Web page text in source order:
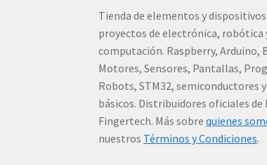
Tienda de elementos y
proyectos de electrónica, robótica
computación. Raspberry, Arduino,
Motores, Sensores, Pantallas,
Robots, STM32, semiconductores
básicos. Distribuidores oficiales de
Fingertech. Más sobrequienes
nuestros Términos y Condiciones.